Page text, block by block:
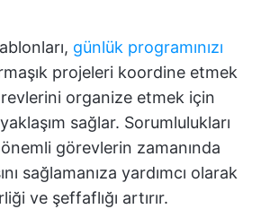
günlük programınızı
projeleri koordine etmek
organize etmek için
sağlar. Sorumlulukları
görevlerin zamanında
sağlamanıza yardımcı olarak
ve şeffaflığı artırır.